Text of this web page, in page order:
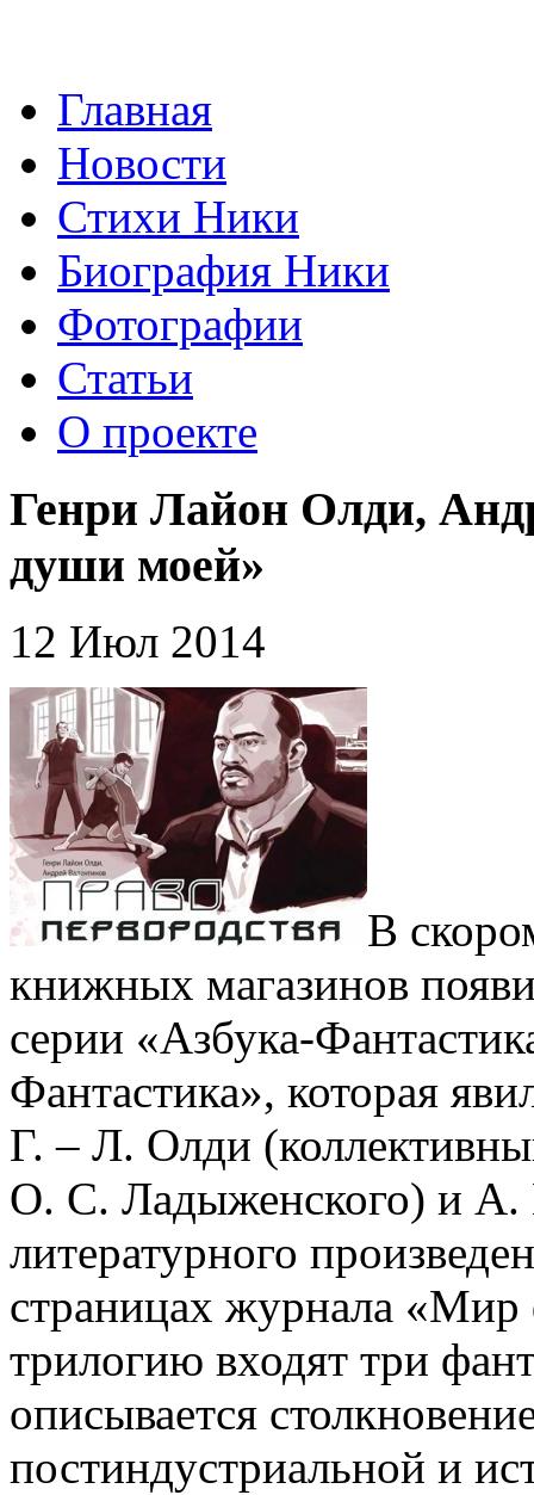
Главная
Новости
Стихи Ники
Биография Ники
Фотографии
Статьи
О проекте
Генри Лайон Олди,
души моей»
12 Июл 2014
В
книжных магазинов
серии «Азбука-
Фантастика», которая
Г. – Л. Олди
О. С. Ладыженского) и А.
литературного
страницах журнала «Мир
трилогию входят три
описывается
постиндустриальной и